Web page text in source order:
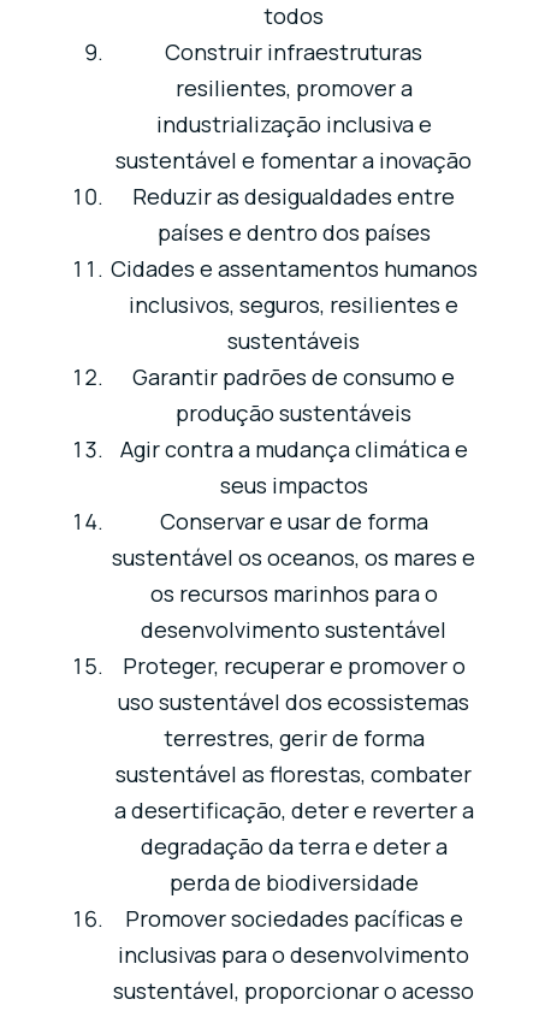
todos
Construir infraestruturas
resilientes, promover a
industrialização inclusiva e
sustentável e fomentar a inovação
Reduzir as desigualdades entre
países e dentro dos países
Cidades e assentamentos humanos
inclusivos, seguros, resilientes e
sustentáveis
Garantir padrões de consumo e
produção sustentáveis
Agir contra a mudança climática e
seus impactos
Conservar e usar de forma
sustentável os oceanos, os mares e
os recursos marinhos para o
desenvolvimento sustentável
Proteger, recuperar e promover o
uso sustentável dos ecossistemas
terrestres, gerir de forma
sustentável as florestas, combater
a desertificação, deter e reverter a
degradação da terra e deter a
perda de biodiversidade
Promover sociedades pacíficas e
inclusivas para o desenvolvimento
sustentável, proporcionar o acesso